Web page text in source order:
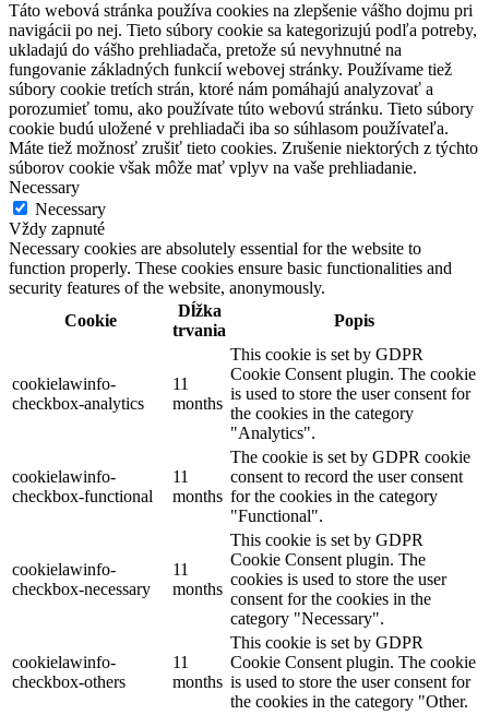
Táto webová stránka používa cookies na zlepšenie vášho dojmu pri
navigácii po nej. Tieto súbory cookie sa kategorizujú podľa potreby,
ukladajú do vášho prehliadača, pretože sú nevyhnutné na
fungovanie základných funkcií webovej stránky. Používame tiež
súbory cookie tretích strán, ktoré nám pomáhajú analyzovať a
porozumieť tomu, ako používate túto webovú stránku. Tieto súbory
cookie budú uložené v prehliadači iba so súhlasom používateľa.
Máte tiež možnosť zrušiť tieto cookies. Zrušenie niektorých z týchto
súborov cookie však môže mať vplyv na vaše prehliadanie.
Necessary
Necessary
Vždy zapnuté
Necessary cookies are absolutely essential for the website to
function properly. These cookies ensure basic functionalities and
security features of the website, anonymously.
Cookie
Dĺžka
trvania
Popis
cookielawinfo-
checkbox-analytics
11
months
This cookie is set by GDPR
Cookie Consent plugin. The cookie
is used to store the user consent for
the cookies in the category
"Analytics".
cookielawinfo-
checkbox-functional
11
months
The cookie is set by GDPR cookie
consent to record the user consent
for the cookies in the category
"Functional".
cookielawinfo-
checkbox-necessary
11
months
This cookie is set by GDPR
Cookie Consent plugin. The
cookies is used to store the user
consent for the cookies in the
category "Necessary".
cookielawinfo-
checkbox-others
11
months
This cookie is set by GDPR
Cookie Consent plugin. The cookie
is used to store the user consent for
the cookies in the category "Other.